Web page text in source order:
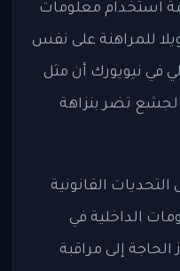
استخدام معلومات
للمراهنة على نفس
في نيويورك أن مثل
تضر بنزاهة
القانونية
الداخلية في
الحاجة إلى مراقبة